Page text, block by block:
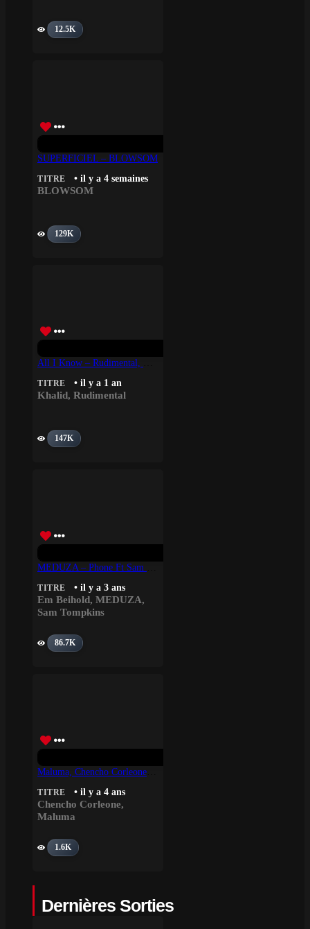
12.5K
SUPERFICIEL – BLOWSOM
TITRE • il y a 4 semaines
BLOWSOM
129K
TITRE • il y a 1 an
Khalid, Rudimental
147K
TITRE • il y a 3 ans
Em Beihold, MEDUZA,
Sam Tompkins
86.7K
TITRE • il y a 4 ans
Chencho Corleone,
Maluma
1.6K
Dernières Sorties